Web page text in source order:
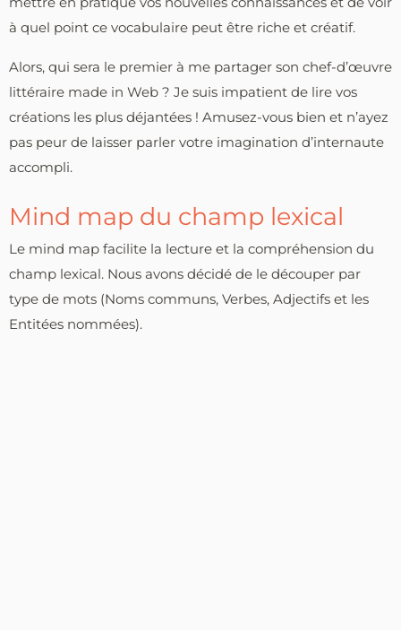
à quel point ce vocabulaire peut être riche et créatif.
Alors, qui sera le premier à me partager son chef-d’œuvre
littéraire made in Web ? Je suis impatient de lire vos
créations les plus déjantées ! Amusez-vous bien et n’ayez
pas peur de laisser parler votre imagination d’internaute
accompli.
Mind map du champ lexical
Le mind map facilite la lecture et la compréhension du
champ lexical. Nous avons décidé de le découper par
type de mots (Noms communs, Verbes, Adjectifs et les
Entitées nommées).